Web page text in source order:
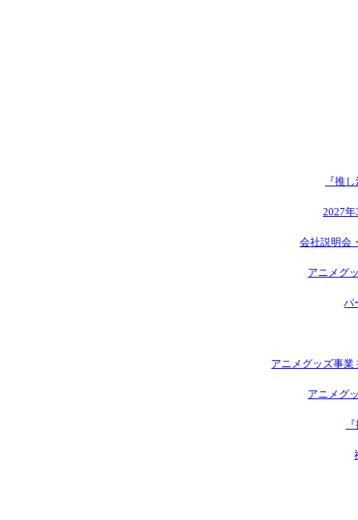
『推
2027
会社説明会
アニメグ
パ
アニメグッズ事
アニメグ